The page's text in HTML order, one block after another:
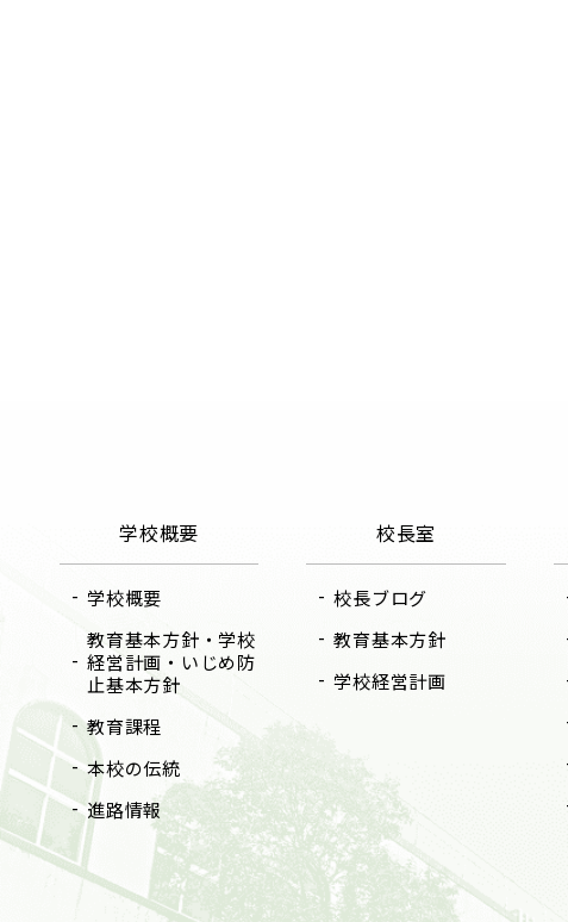
学校概要
学校概要
教育基本方針・学校
経営計画・いじめ防
止基本方針
教育課程
本校の伝統
進路情報
校長室
校長ブログ
教育基本方針
学校経営計画